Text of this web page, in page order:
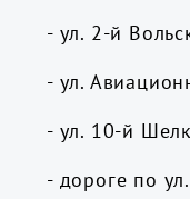
- ул. 2-й
- ул.
- ул. 10-й
- дороге по